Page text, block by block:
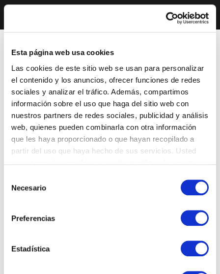
Esta página web usa cookies
Las cookies de este sitio web se usan para personalizar
el contenido y los anuncios, ofrecer funciones de redes
sociales y analizar el tráfico. Además, compartimos
información sobre el uso que haga del sitio web con
nuestros partners de redes sociales, publicidad y análisis
web, quienes pueden combinarla con otra información
que les haya proporcionado o que hayan recopilado a
partir del uso que haya hecho de sus servicios. Usted
Necesario
Preferencias
Estadística